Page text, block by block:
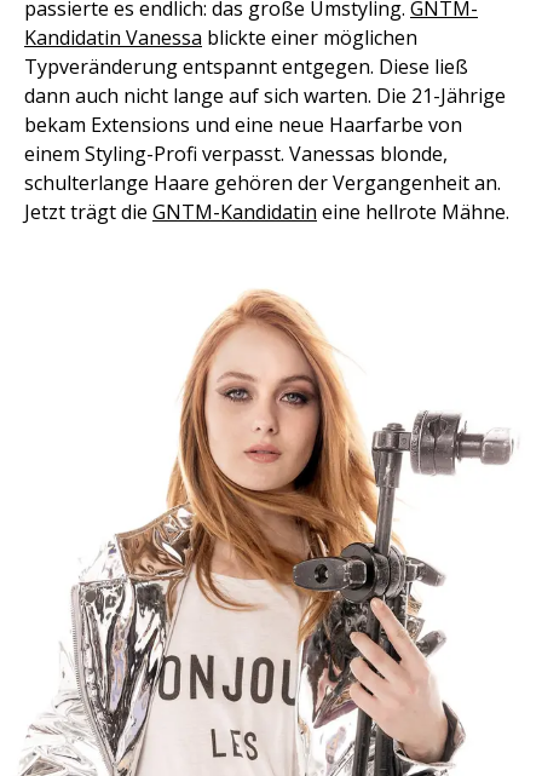
passierte es endlich: das große Umstyling. GNTM-
Kandidatin Vanessa blickte einer möglichen
Typveränderung entspannt entgegen. Diese ließ
dann auch nicht lange auf sich warten. Die 21-Jährige
bekam Extensions und eine neue Haarfarbe von
einem Styling-Profi verpasst. Vanessas blonde,
schulterlange Haare gehören der Vergangenheit an.
Jetzt trägt die GNTM-Kandidatin eine hellrote Mähne.